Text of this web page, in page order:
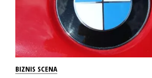
BIZNIS SCENA